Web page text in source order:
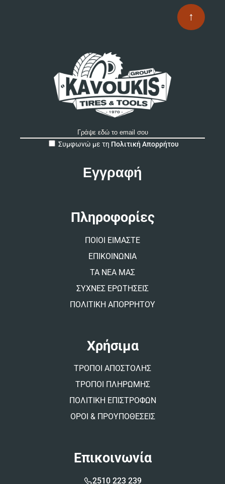
↑
Συμφωνώ με τη Πολιτική Απορρήτου
Πληροφορίες
ΠΟΙΟΙ ΕΙΜΑΣΤΕ
ΕΠΙΚΟΙΝΩΝΙΑ
ΤΑ ΝΕΑ ΜΑΣ
ΣΥΧΝΕΣ ΕΡΩΤΗΣΕΙΣ
ΠΟΛΙΤΙΚΗ ΑΠΟΡΡΗΤΟΥ
Χρήσιμα
ΤΡΟΠΟΙ ΑΠΟΣΤΟΛΗΣ
ΤΡΟΠΟΙ ΠΛΗΡΩΜΗΣ
ΠΟΛΙΤΙΚΗ ΕΠΙΣΤΡΟΦΩΝ
ΟΡΟΙ & ΠΡΟΥΠΟΘΕΣΕΙΣ
Επικοινωνία
2510 223 239